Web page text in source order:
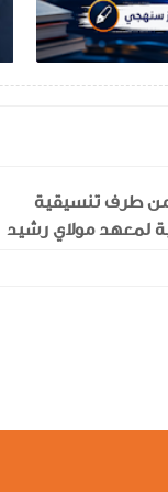
شاهد الموضوع
من طرف تنسيقية
لمعهد مولاي رشيد